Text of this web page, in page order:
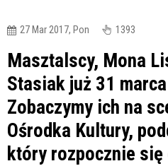
27 Mar 2017, Pon 1393
Masztalscy, Mona
Stasiak już 31
Zobaczymy ich na
Ośrodka Kultury,
który rozpocznie